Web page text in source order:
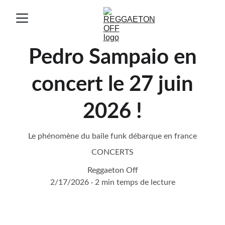
Pedro Sampaio en
concert le 27 juin
2026 !
Le phénomène du baile funk débarque en france
CONCERTS
Reggaeton Off
2/17/2026
2 min temps de lecture